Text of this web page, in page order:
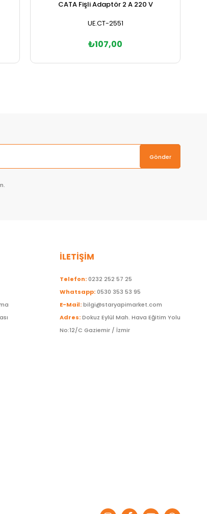
CATA Fişli Adaptör 2 A 220 V
UE.CT-2551
₺107,00
Gönder
İLETİŞİM
Telefon:0232 252 57 25
Whatsapp:0530 353 53 95
E-Mail:bilgi@staryapimarket.com
Adres:Dokuz Eylül Mah. Hava Eğitim Yolu
No:12/C Gaziemir / İzmir